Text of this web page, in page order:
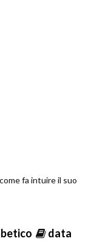
fa intuire il suo
data